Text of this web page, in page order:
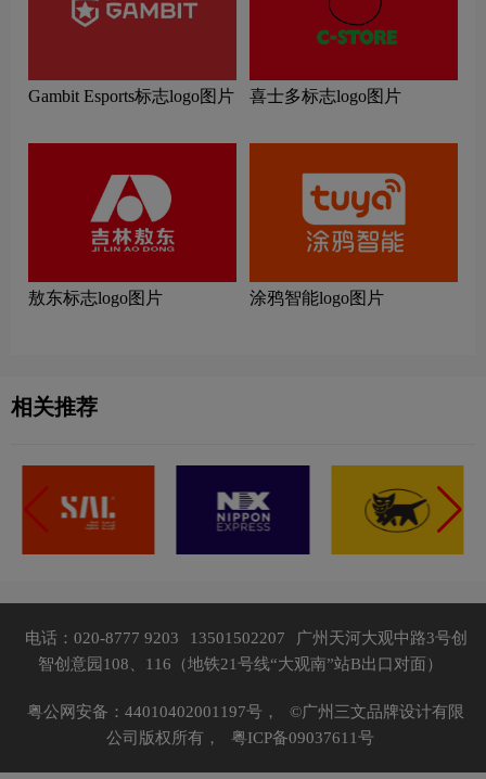
Gambit Esports标志logo图片 喜士多标志logo图片
敖东标志logo图片 涂鸦智能logo图片
相关推荐
电话：020-8777 9203 13501502207
广州天河大观中路3号创
智创意园108、116（地铁21号线“大观南”站B出口对面）
粤公网安备：44010402001197号，
©广州三文品牌设计有限
公司版权所有，
粤ICP备09037611号